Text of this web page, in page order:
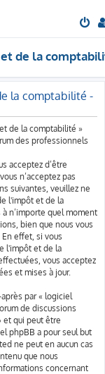
de la
la comptabilité -
de la comptabilité »
des professionnels
acceptez d’être
n’acceptez pas
suivantes, veuillez ne
l'impôt et de la
n’importe quel moment
bien que nous vous
effet, si vous
l'impôt et de la
vous acceptez
et mises à jour.
par « logiciel
de discussions
et qui peut être
phpBB a pour seul but
ne peut en aucun cas
que nous
concernant